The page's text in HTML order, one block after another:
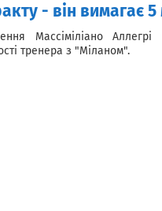
- він вимагає
Массіміліано
тренера з "Міланом".